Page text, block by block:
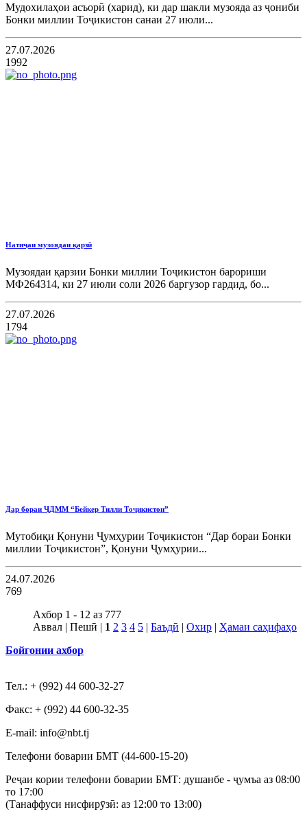
Мудохилаҳои асъорӣ (харид), ки дар шакли музояда аз ҷониби
Бонки миллии Тоҷикистон санаи 27 июли...
27.07.2026
1992
Натиҷаи музоядаи қарзӣ
Музоядаи қарзии Бонки миллии Тоҷикистон барориши
МФ264314, ки 27 июли соли 2026 баргузор гардид, бо...
27.07.2026
1794
Дар бораи ҶДММ “Бейкер Тилли Тоҷикистон”
Мутобиқи Қонуни Ҷумҳурии Тоҷикистон “Дар бораи Бонки
миллии Тоҷикистон”, Қонуни Ҷумҳурии...
24.07.2026
769
Ахбор 1 - 12 аз 777
Аввал | Пешӣ | 1 2 3 4 5 | Баъдӣ | Охир | Ҳамаи саҳифаҳо
Бойгонии ахбор
Тел.: + (992) 44 600-32-27
Факс: + (992) 44 600-32-35
Е-mail: info@nbt.tj
Телефони боварии БМТ (44-600-15-20)
Реҷаи кории телефони боварии БМТ: душанбе - ҷумъа аз 08:00
то 17:00
(Танаффуси нисфирӯзӣ: аз 12:00 то 13:00)